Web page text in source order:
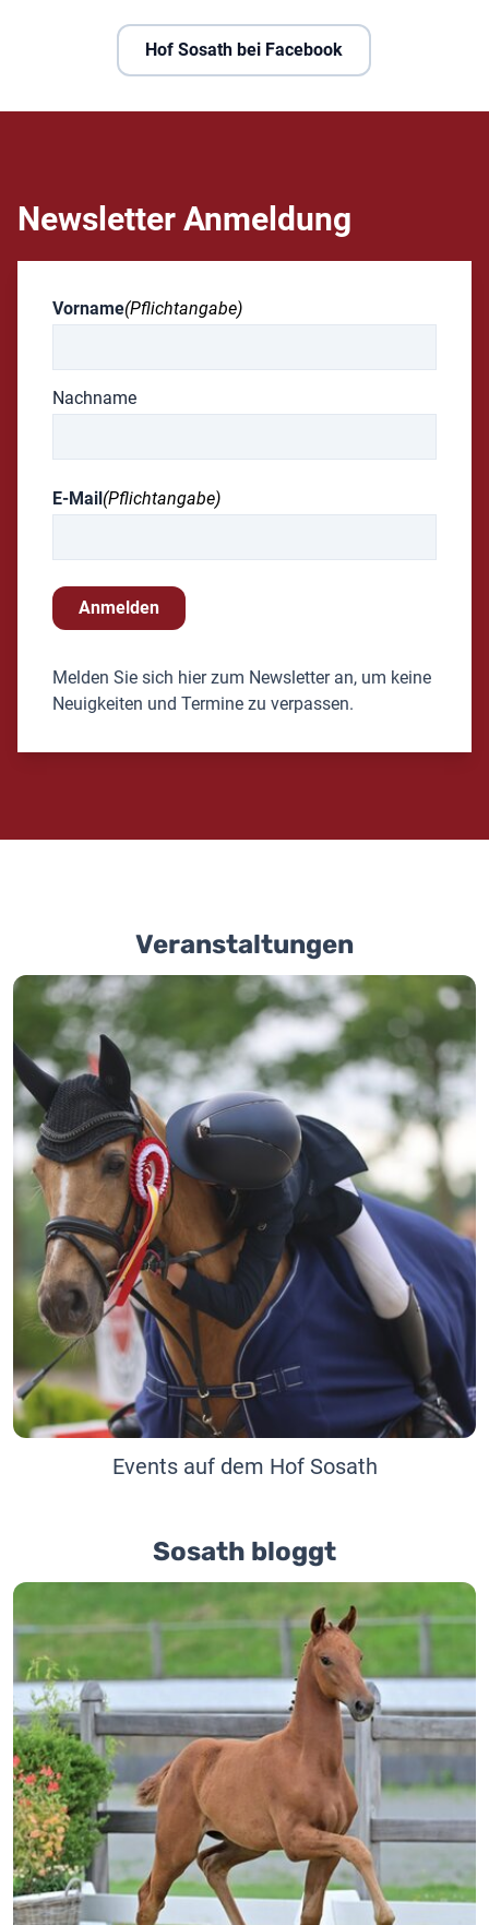
Hof Sosath bei Facebook
Newsletter Anmeldung
Vorname(Pflichtangabe)
Nachname
E-Mail (Pflichtangabe)
Anmelden
Melden Sie sich hier zum Newsletter an, um keine
Neuigkeiten und Termine zu verpassen.
Veranstaltungen
Events auf dem Hof Sosath
Sosath bloggt